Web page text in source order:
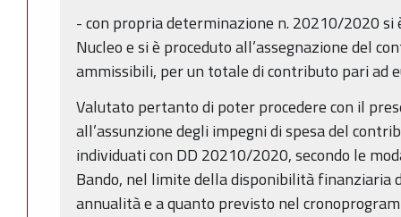
- con propria determinazione n. 20210/2020
Nucleo e si è proceduto all’assegnazione del
ammissibili, per un totale di contributo pari ad
Valutato pertanto di poter procedere con il
all’assunzione degli impegni di spesa del
individuati con DD 20210/2020, secondo le
Bando, nel limite della disponibilità finanziaria
annualità e a quanto previsto nel